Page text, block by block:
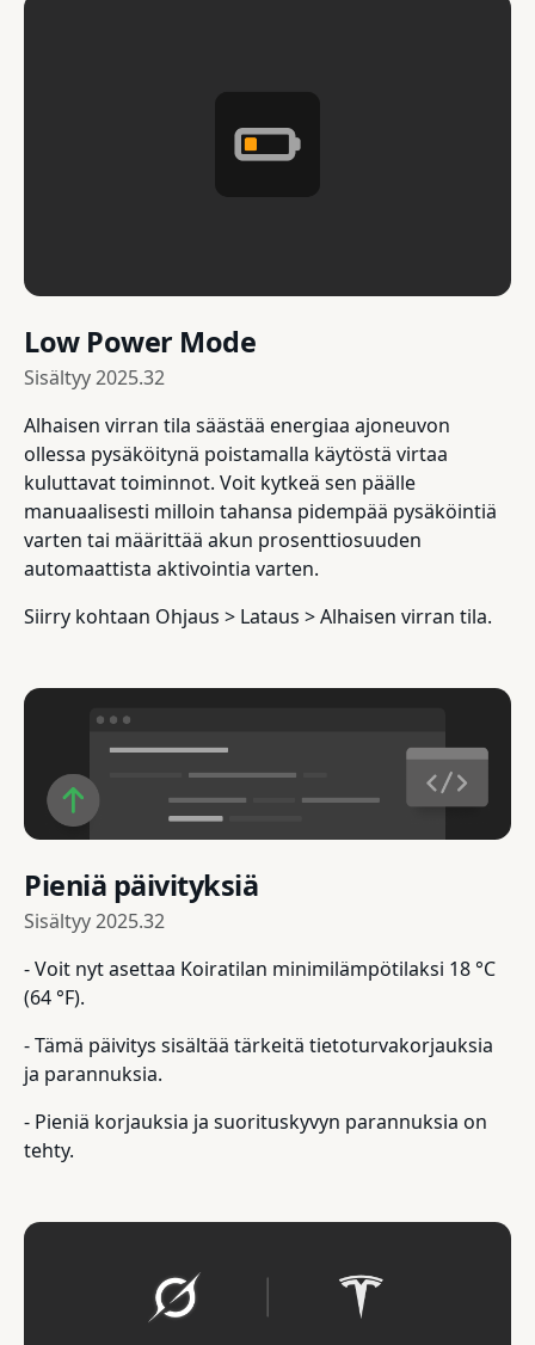
Low Power Mode
Sisältyy2025.32
Alhaisen virran tila säästää energiaa ajoneuvon
ollessa pysäköitynä poistamalla käytöstä virtaa
kuluttavat toiminnot. Voit kytkeä sen päälle
manuaalisesti milloin tahansa pidempää pysäköintiä
varten tai määrittää akun prosenttiosuuden
automaattista aktivointia varten.
Siirry kohtaan Ohjaus > Lataus > Alhaisen virran tila.
Pieniä päivityksiä
Sisältyy2025.32
- Voit nyt asettaa Koiratilan minimilämpötilaksi 18 °C
(64 °F).
- Tämä päivitys sisältää tärkeitä tietoturvakorjauksia
ja parannuksia.
- Pieniä korjauksia ja suorituskyvyn parannuksia on
tehty.